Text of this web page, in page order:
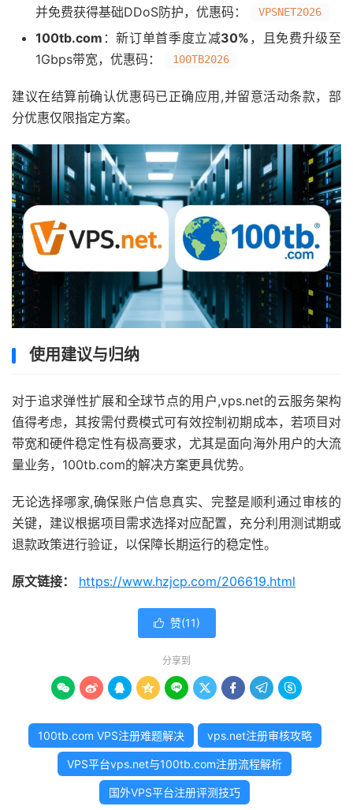
并免费获得基础DDoS防护，优惠码： VPSNET2026
100tb.com ：新订单首季度立减30% ，且免费升级至
1Gbps带宽，优惠码：
100TB2026
建议在结算前确认优惠码已正确应用,并留意活动条款，部
分优惠仅限指定方案。
使用建议与归纳
对于追求弹性扩展和全球节点的用户,vps.net的云服务架构
值得考虑，其按需付费模式可有效控制初期成本，若项目对
带宽和硬件稳定性有极高要求，尤其是面向海外用户的大流
量业务，100tb.com的解决方案更具优势。
无论选择哪家,确保账户信息真实、完整是顺利通过审核的
关键，建议根据项目需求选择对应配置，充分利用测试期或
退款政策进行验证，以保障长期运行的稳定性。
原文链接： https://www.hzjcp.com/206619.html
 赞(11)
分享到
        
100tb.com VPS注册难题解决 vps.net注册审核攻略
VPS平台vps.net与100tb.com注册流程解析
国外VPS平台注册评测技巧